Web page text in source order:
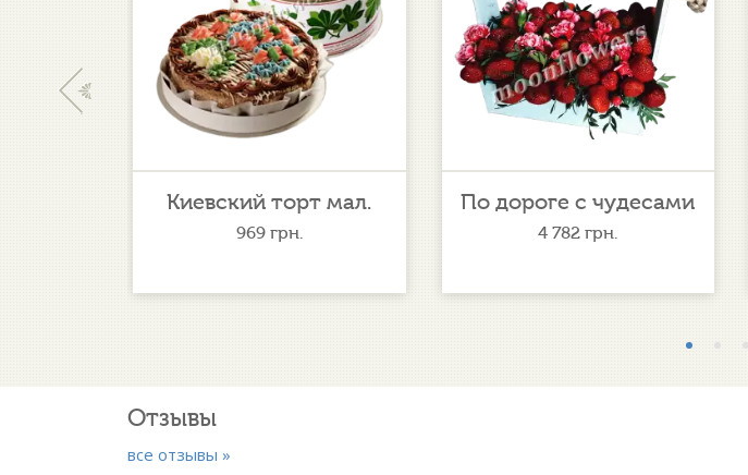
Киевский торт мал.
969 грн.
По дороге с чудесами
4 782грн.
‹
Отзывы
все отзывы »